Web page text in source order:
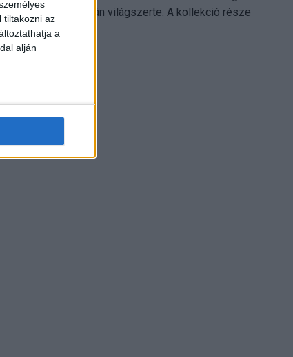
tiltakozni az
a
alján
platformján világszerte. A kollekció része